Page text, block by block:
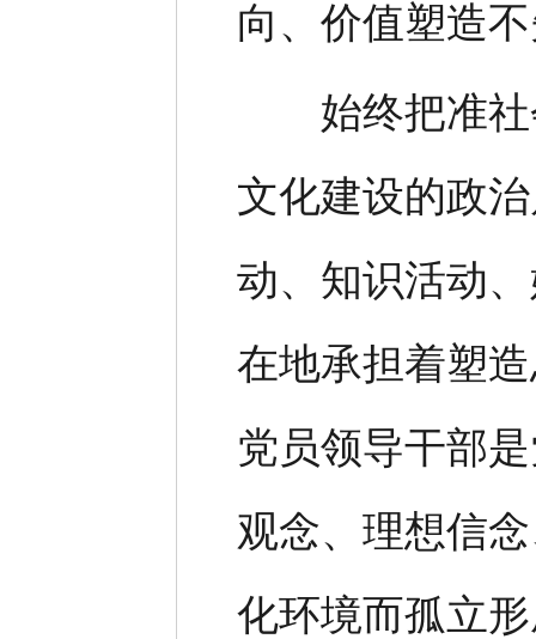
向、价值塑造
始终把准社
文化建设的政
动、知识活动
在地承担着塑
党员领导干部
观念、理想信
化环境而孤立